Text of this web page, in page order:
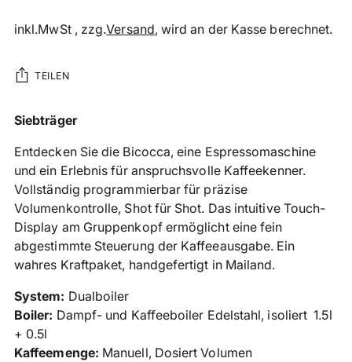
inkl.MwSt , zzg.Versand, wird an der Kasse berechnet.
TEILEN
Produkt
den
Warenkorb
legen
Siebträger
Entdecken Sie die Bicocca, eine Espressomaschine
und ein Erlebnis für anspruchsvolle Kaffeekenner.
Vollständig programmierbar für präzise
Volumenkontrolle, Shot für Shot. Das intuitive Touch-
Display am Gruppenkopf ermöglicht eine fein
abgestimmte Steuerung der Kaffeeausgabe. Ein
wahres Kraftpaket, handgefertigt in Mailand.
System: Dualboiler
Boiler: Dampf- und Kaffeeboiler Edelstahl, isoliert 1.5l
+ 0.5l
Kaffeemenge: Manuell, Dosiert Volumen